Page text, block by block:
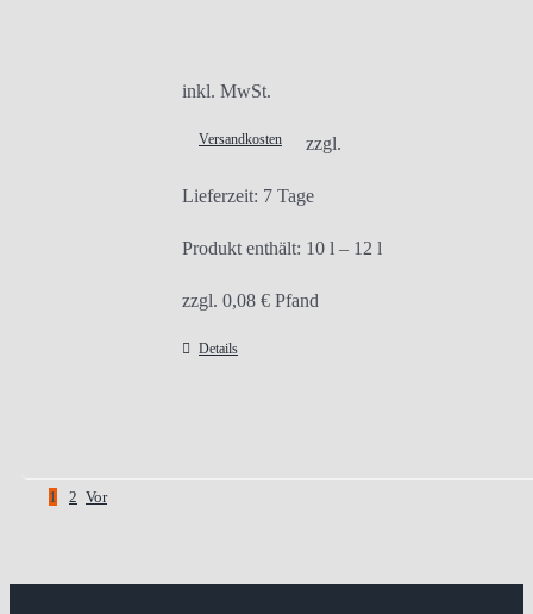
inkl. MwSt.
zzgl.
Versandkosten
Lieferzeit: 7 Tage
Produkt enthält: 10 l – 12 l
zzgl. 0,08 € Pfand
Details
1 2 Vor